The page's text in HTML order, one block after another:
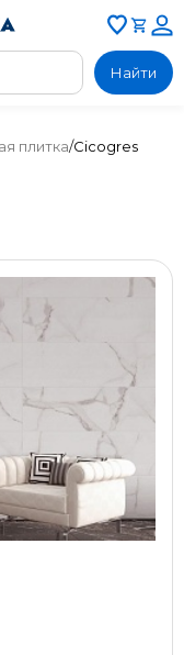
Найти
плитка/Cicogres